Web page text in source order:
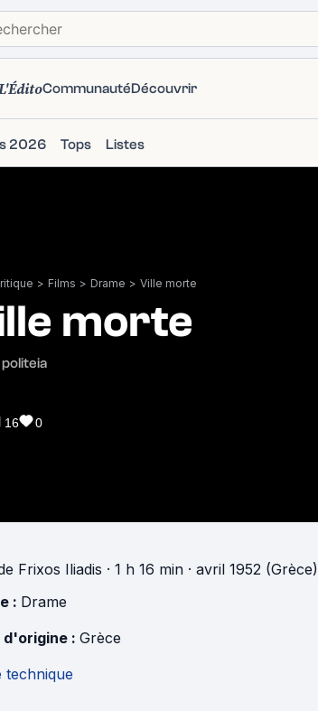
CommunautéDécouvrir
2026 Tops Listes
> Films > Drame > Ville morte
morte
16 0
Frixos Iliadis · 1 h 16 min · avril 1952 (Grèce)
: Drame
d'origine : Grèce
technique